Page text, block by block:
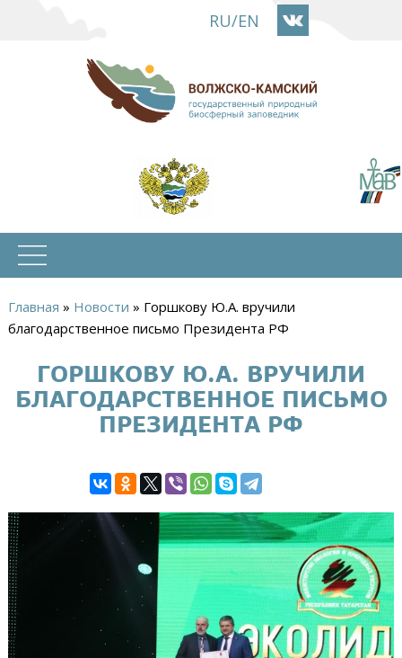
основному
содержанию
RU/EN
Вы
здесь
Главная » Новости » Горшкову Ю.А. вручили
благодарственное письмо Президента РФ
ГОРШКОВУ Ю.А. ВРУЧИЛИ
БЛАГОДАРСТВЕННОЕ ПИСЬМО
ПРЕЗИДЕНТА РФ